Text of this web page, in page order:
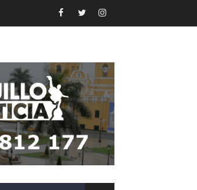
ANTE PROBLEMAS ELÉCTRICOS
para toda su familia